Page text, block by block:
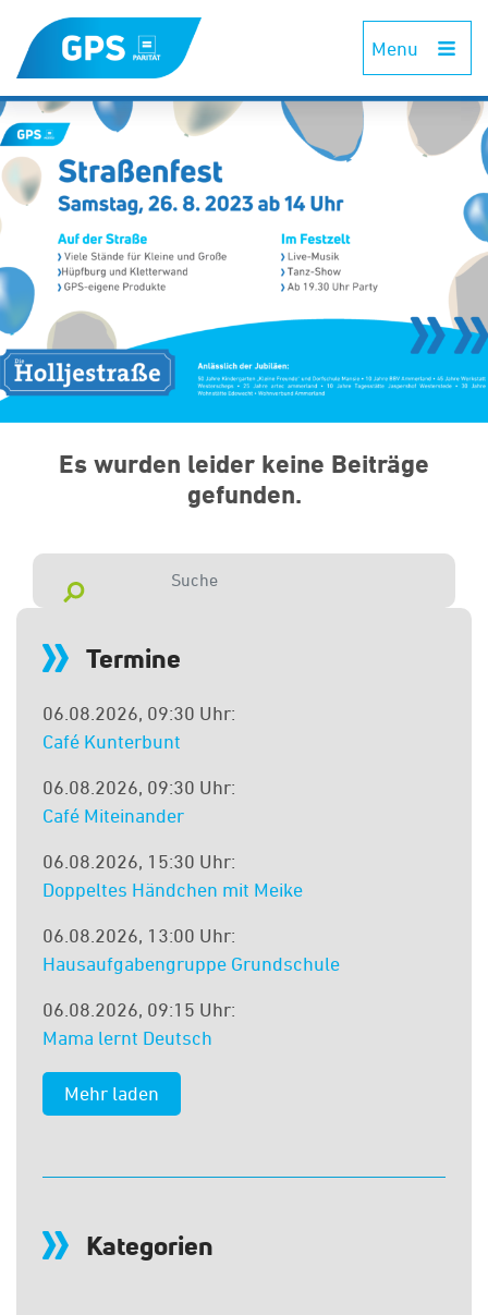
Menu
Es wurden leider keine Beiträge
gefunden.
Termine
06.08.2026, 09:30 Uhr:
Café Kunterbunt
06.08.2026, 09:30 Uhr:
Café Miteinander
06.08.2026, 15:30 Uhr:
Doppeltes Händchen mit Meike
06.08.2026, 13:00 Uhr:
Hausaufgabengruppe Grundschule
06.08.2026, 09:15 Uhr:
Mama lernt Deutsch
Kategorien